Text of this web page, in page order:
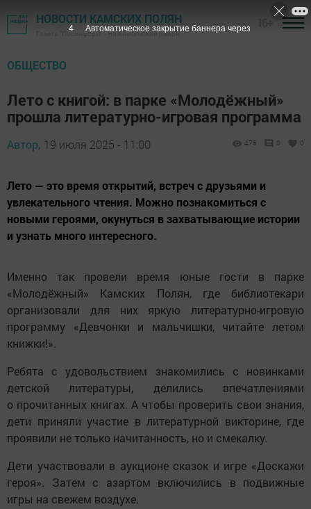
НОВОСТИ КАМСКИХ ПОЛЯН
Газета "Посинформ" - Нижнекамский район
ОБЩЕСТВО
Лето с книгой: в парке «Молодёжный»
прошла литературно-игровая программа
Автор, 19 июля 2025 - 11:00 476 0 0
Лето — это время открытий, встреч с друзьями и
увлекательного чтения. Можно познакомиться с
новыми героями, окунуться в захватывающие истории
и узнать много интересного.
Именно так провели время юные гости в парке
«Молодёжный» Камских Полян, где библиотекари
организовали для них яркую литературно-игровую
программу «Девчонки и мальчишки, читайте летом
книжки!».
Ребята с удовольствием знакомились с новинками
детской литературы, делились впечатлениями
о прочитанных книгах. А чтобы проверить свои знания,
дети приняли участие в литературной викторине, где
проявили не только начитанность, но и смекалку.
Дети участвовали в аукционе сказок и игре «Доскажи
героя». Затем с азартом включились в подвижные
игры на свежем воздухе.
3 Автоматическое закрытие баннера через